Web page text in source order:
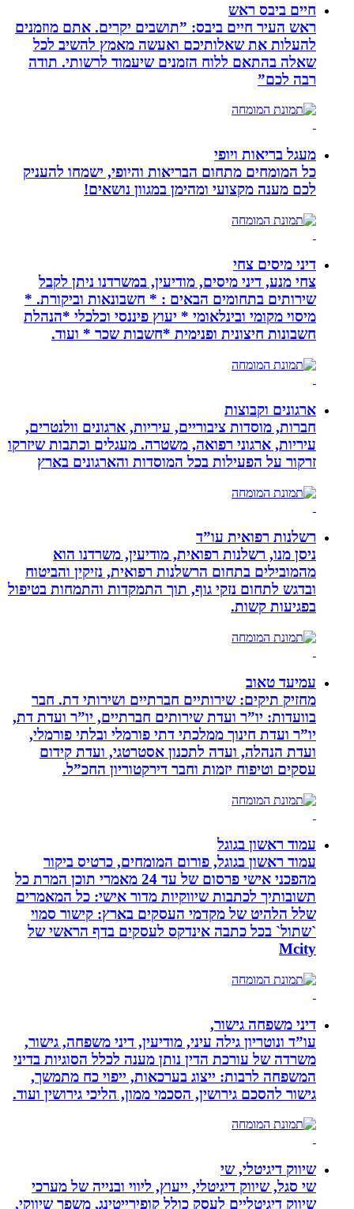
חיים ביבס ראש
ראש העיר חיים ביבס: ”תושבים יקרים. אתם מוזמנים
להעלות את שאלותיכם ואעשה מאמץ להשיב לכל
שאלה בהתאם ללוח הזמנים שיעמוד לרשותי. תודה
רבה לכם”
מעגל בריאות ויופי
כל המומחים מתחום הבריאות והיופי, ישמחו להעניק
לכם מענה מקצועי ומהימן במגוון נושאים!
דיני מיסים צחי
צחי מנע, דיני מיסים, מודיעין, במשרדנו ניתן לקבל
שירותים בתחומים הבאים : * חשבונאות וביקורת. *
מיסוי מקומי ובינלאומי * יעוץ פיננסי וכלכלי *הנהלת
חשבונות חיצונית ופנימית *חשבות שכר * ועוד.
ארגונים וקבוצות
חברות, מוסדות ציבוריים, עיריות, ארגונים וולנטרים,
עיריות, ארגוני רפואה, משטרה. מעגלים וכתבות שיזרקו
זרקור על הפעילות בכל המוסדות והארגונים בארץ
רשלנות רפואית עו”ד
ניסן מנו, רשלנות רפואית, מודיעין, משרדנו הוא
מהמובילים בתחום הרשלנות רפואית, נזיקין והביטוח
ובדגש לתחום נזקי גוף, תוך התמקדות והתמחות בטיפול
בפגיעות קשות.
עמיעד טאוב
מחזיק תיקים: שירותיים חברתיים ושירותי דת. חבר
בוועדות: יו”ר ועדת שירותים חברתיים, יו”ר ועדת דת,
יו”ר ועדת חינוך ממלכתי דתי פורמלי ובלתי פורמלי,
ועדת הנהלה, ועדה לתכנון אסטרטגי, ועדת קידום
עסקים וטיפוח יזמות וחבר דירקטוריון החכ”ל.
עמוד ראשון בגוגל
עמוד ראשון בגוגל, פורום המומחים, כרטיס ביקור
מהפכני אישי פרסום של עד 24 מאמרי תוכן המרת כל
תשובותיך לכתבות שיווקיות מדור אישי: כל המאמרים
שלל הלהיט של מקדמי העסקים בארץ: קישור סמוי
`שתול` בכל כתבה אינדקס לעסקים בדף הראשי של
Mcity
דיני משפחה גישור,
עו”ד ונוטריון גילה עיני, מודיעין, דיני משפחה, גישור,
משרדה של עורכת הדין נותן מענה לכלל הסוגיות בדיני
המשפחה לרבות: ייצוג בערכאות, ייפוי כח מתמשך,
גישור להסכם גירושין, הסכמי ממון, הליכי גירושין ועוד.
שיווק דיגיטלי, שי
שי סגל, שיווק דיגיטלי, ייעוץ, ליווי ובנייה של מערכי
שיווק דיגיטליים לעסק כולל קופירייטינג, משפך שיווקי,